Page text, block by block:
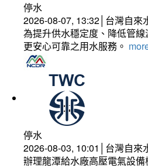
停水
2026-08-07, 13:32│台灣自來
為提升供水穩定度、降低管
更安心可靠之用水服務。
停水
2026-08-03, 10:01│台灣自來
辦理龍潭給水廠高壓電氣設